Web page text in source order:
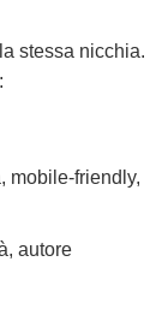
stessa nicchia.
mobile-friendly,
autore